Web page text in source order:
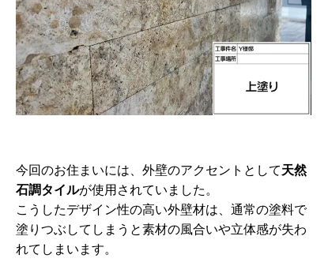
今回のお住まいには、外壁のアクセントとして天然
石調タイルが使用されていました。
こうしたデザイン性の高い外壁材は、通常の塗料で
塗りつぶしてしまうと素材の風合いや立体感が失わ
れてしまいます。